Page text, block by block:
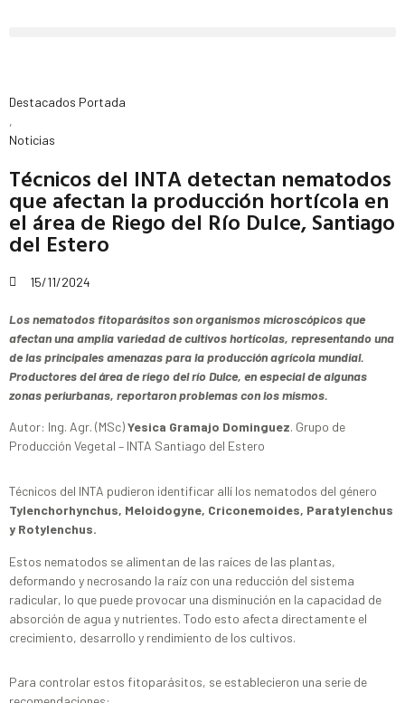
Destacados Portada
,
Noticias
Técnicos del INTA detectan nematodos
que afectan la producción hortícola en
el área de Riego del Río Dulce, Santiago
del Estero
15/11/2024
Los nematodos fitoparásitos son organismos microscópicos que
afectan una amplia variedad de cultivos hortícolas, representando una
de las principales amenazas para la producción agrícola mundial.
Productores del área de riego del río Dulce, en especial de algunas
zonas periurbanas, reportaron problemas con los mismos.
Autor: Ing. Agr. (MSc)Yesica Gramajo Dominguez. Grupo de
Producción Vegetal – INTA Santiago del Estero
Técnicos del INTA pudieron identificar allí los nematodos del género
Tylenchorhynchus, Meloidogyne, Criconemoides, Paratylenchus
y Rotylenchus.
Estos nematodos se alimentan de las raíces de las plantas,
deformando y necrosando la raíz con una reducción del sistema
radicular, lo que puede provocar una disminución en la capacidad de
absorción de agua y nutrientes. Todo esto afecta directamente el
crecimiento, desarrollo y rendimiento de los cultivos.
Para controlar estos fitoparásitos, se establecieron una serie de